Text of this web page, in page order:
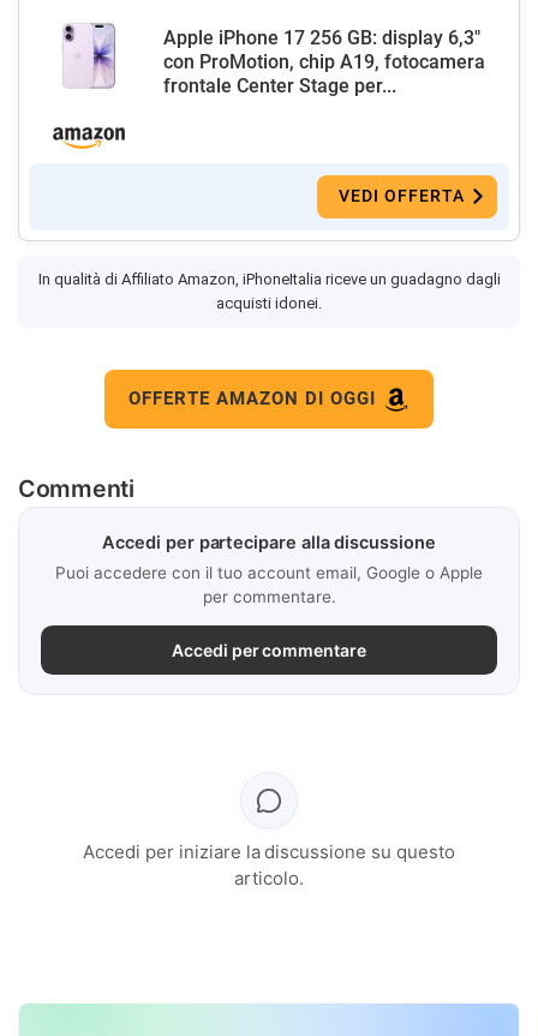
Apple iPhone 17 256 GB: display 6,3"
con ProMotion, chip A19, fotocamera
frontale Center Stage per...
VEDI OFFERTA
In qualità di Affiliato Amazon, iPhoneItalia riceve un guadagno dagli
acquisti idonei.
OFFERTE AMAZON DI OGGI
Commenti
Accedi per partecipare alla discussione
Puoi accedere con il tuo account email, Google o Apple
per commentare.
Accedi per commentare
Accedi per iniziare la discussione su questo
articolo.